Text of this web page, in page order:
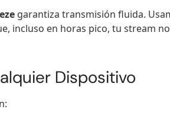
garantiza transmisión fluida.
incluso en horas pico, tu stream
Dispositivo